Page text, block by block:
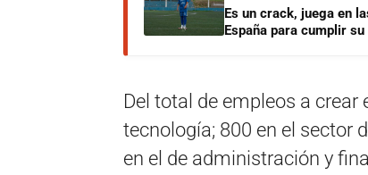
Es un crack, juega en
España para cumplir su
Del total de empleos a crear
tecnología; 800 en el sector
en el de administración y